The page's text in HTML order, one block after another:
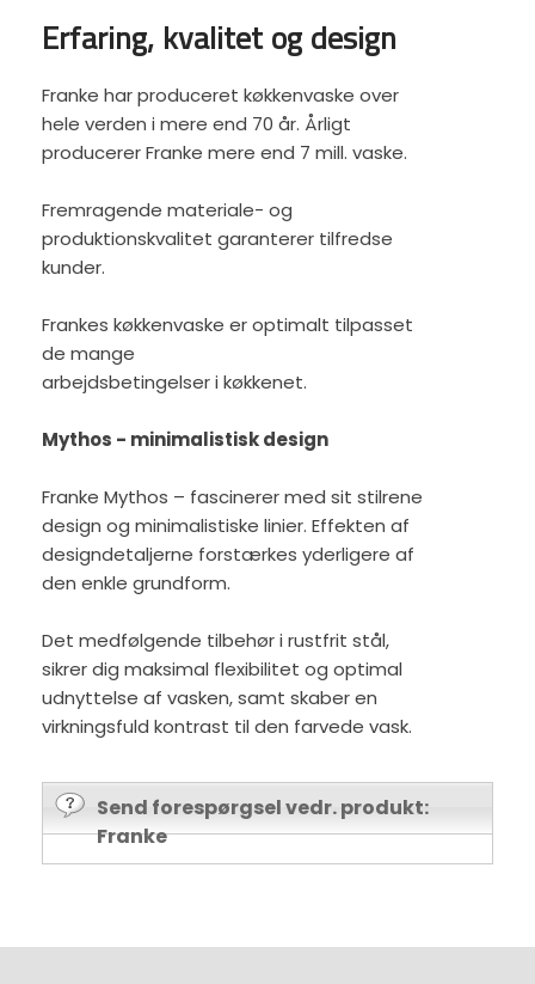
Erfaring, kvalitet og design
Franke har produceret køkkenvaske over
hele verden i mere end 70 år. Årligt
producerer Franke mere end 7 mill. vaske.
Fremragende materiale- og
produktionskvalitet garanterer tilfredse
kunder.
Frankes køkkenvaske er optimalt tilpasset
de mange
arbejdsbetingelser i køkkenet.
Mythos - minimalistisk design
Franke Mythos – fascinerer med sit stilrene
design og minimalistiske linier. Effekten af
designdetaljerne forstærkes yderligere af
den enkle grundform.
Det medfølgende tilbehør i rustfrit stål,
sikrer dig maksimal flexibilitet og optimal
udnyttelse af vasken, samt skaber en
virkningsfuld kontrast til den farvede vask.
Send forespørgsel vedr. produkt:
Franke